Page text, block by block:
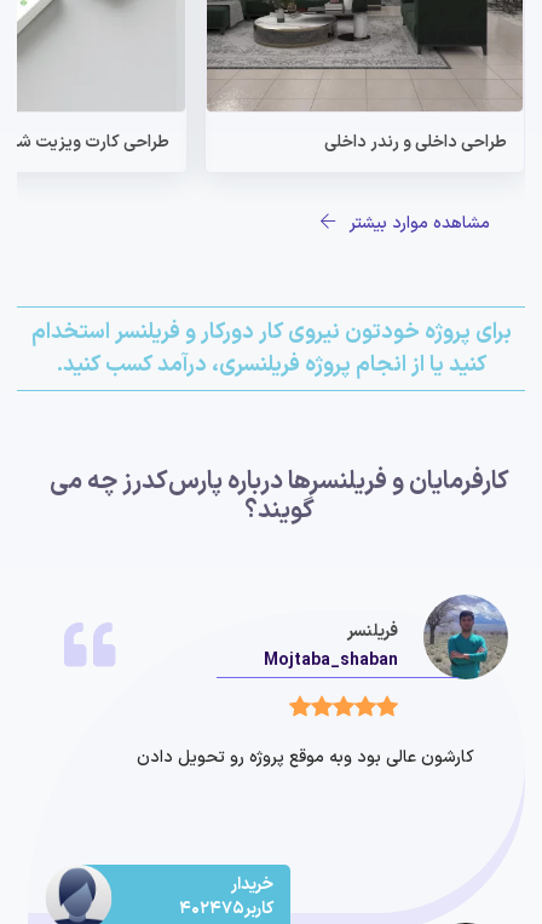
طراحی داخلی و رندر داخلی طراحی کارت ویزیت
مشاهده موارد بیشتر
برای پروژه خودتون نیروی کار دورکار و فریلنسر استخدام
کنید یا از انجام پروژه فریلنسری، درآمد کسب کنید.
کارفرمایان و فریلنسرها درباره پارس‌کدرز چه می
گویند؟
فریلنسر
Mojtaba_shaban
کارشون عالی بود وبه موقع پروژه رو تحویل دادن
خریدار
کاربر402475